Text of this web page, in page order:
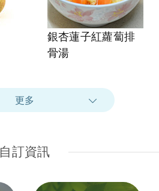
銀杏蓮子紅蘿蔔排
骨湯
更多
自訂資訊